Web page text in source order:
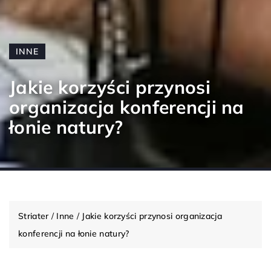
INNE
Jakie korzyści przynosi
organizacja konferencji na
łonie natury?
Striater/ Inne / Jakie korzyści przynosi organizacja
konferencji na łonie natury?